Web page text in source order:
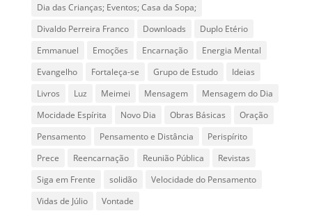
Dia das Crianças; Eventos; Casa da Sopa;
Divaldo Perreira Franco
Downloads
Duplo Etério
Emmanuel
Emoções Encarnação
Energia Mental
Evangelho
Fortaleça-se Grupo de Estudo
Ideias
Livros
Luz Meimei Mensagem
Mensagem do Dia
Mocidade Espírita
Novo Dia Obras Básicas
Oração
Pensamento
Pensamento e Distância
Perispírito
Prece
Reencarnação Reunião Pública
Revistas
Siga em Frente
solidão
Velocidade do Pensamento
Vidas de Júlio
Vontade